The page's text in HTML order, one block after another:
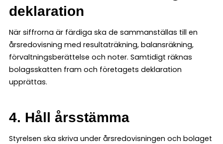
deklaration
När siffrorna är färdiga ska de sammanställas till en
årsredovisning med resultaträkning, balansräkning,
förvaltningsberättelse och noter. Samtidigt räknas
bolagsskatten fram och företagets deklaration
upprättas.
4. Håll årsstämma
Styrelsen ska skriva under årsredovisningen och bolaget